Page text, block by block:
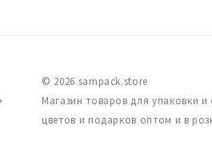
© 2026 sampack.store
Магазин товаров для упаковки
цветов и подарков оптом и в